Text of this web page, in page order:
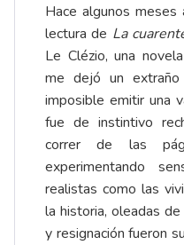
Hace algunos
lectura de La
Le Clézio, una
me dejó un
imposible emitir una
fue de instintivo
correr de las
experimentando
realistas como las
la historia, oleadas
y resignación fueron